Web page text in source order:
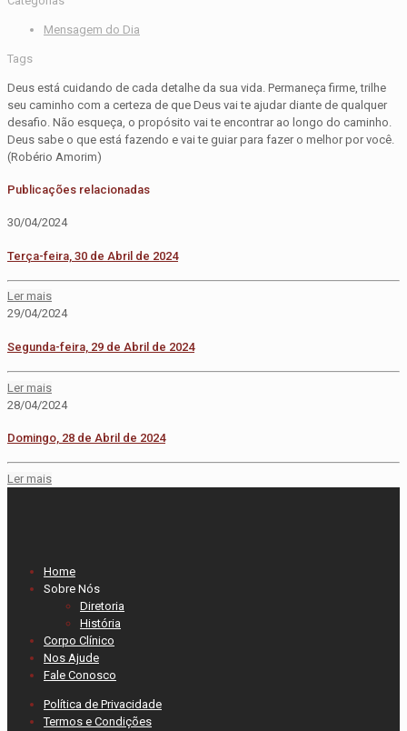
Mensagem do Dia
Tags
Deus está cuidando de cada detalhe da sua vida. Permaneça firme, trilhe
seu caminho com a certeza de que Deus vai te ajudar diante de qualquer
desafio. Não esqueça, o propósito vai te encontrar ao longo do caminho.
Deus sabe o que está fazendo e vai te guiar para fazer o melhor por você.
(Robério Amorim)
Publicações relacionadas
30/04/2024
Terça-feira, 30 de Abril de 2024
Ler mais
29/04/2024
Segunda-feira, 29 de Abril de 2024
Ler mais
28/04/2024
Domingo, 28 de Abril de 2024
Ler mais
Home
Sobre Nós
Diretoria
História
Corpo Clínico
Nos Ajude
Fale Conosco
Política de Privacidade
Termos e Condições